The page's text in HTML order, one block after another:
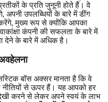
के प्रति जुनूनी होते हैं। वे
अपनी उपलब्धियों के बारे में डींग
करेंगे, मुख्य रूप से क्योंकि आपका
कंपनी की सफलता के बारे में
देने के बारे में अधिक है।
बॉस अक्सर मानता है कि वे
नीतियों से ऊपर हैं। यह आपको हर
करने से लेकर अपने स्वयं के लाभ